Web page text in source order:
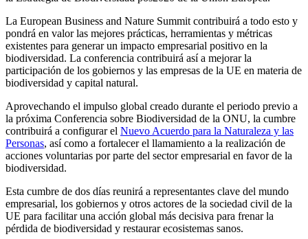
La European Business and Nature Summit contribuirá a todo esto y
pondrá en valor las mejores prácticas, herramientas y métricas
existentes para generar un impacto empresarial positivo en la
biodiversidad. La conferencia contribuirá así a mejorar la
participación de los gobiernos y las empresas de la UE en materia de
biodiversidad y capital natural.
Aprovechando el impulso global creado durante el periodo previo a
la próxima Conferencia sobre Biodiversidad de la ONU, la cumbre
contribuirá a configurar el Nuevo Acuerdo para la Naturaleza y las
Personas, así como a fortalecer el llamamiento a la realización de
acciones voluntarias por parte del sector empresarial en favor de la
biodiversidad.
Esta cumbre de dos días reunirá a representantes clave del mundo
empresarial, los gobiernos y otros actores de la sociedad civil de la
UE para facilitar una acción global más decisiva para frenar la
pérdida de biodiversidad y restaurar ecosistemas sanos.